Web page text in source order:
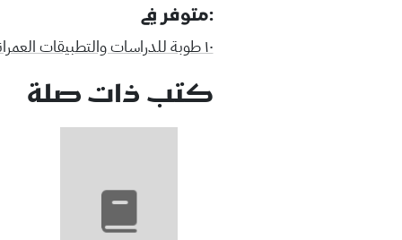
:متوفر في
١٠ طوبة للدراسات والتطبيقات العمرانية
كتب ذات صلة